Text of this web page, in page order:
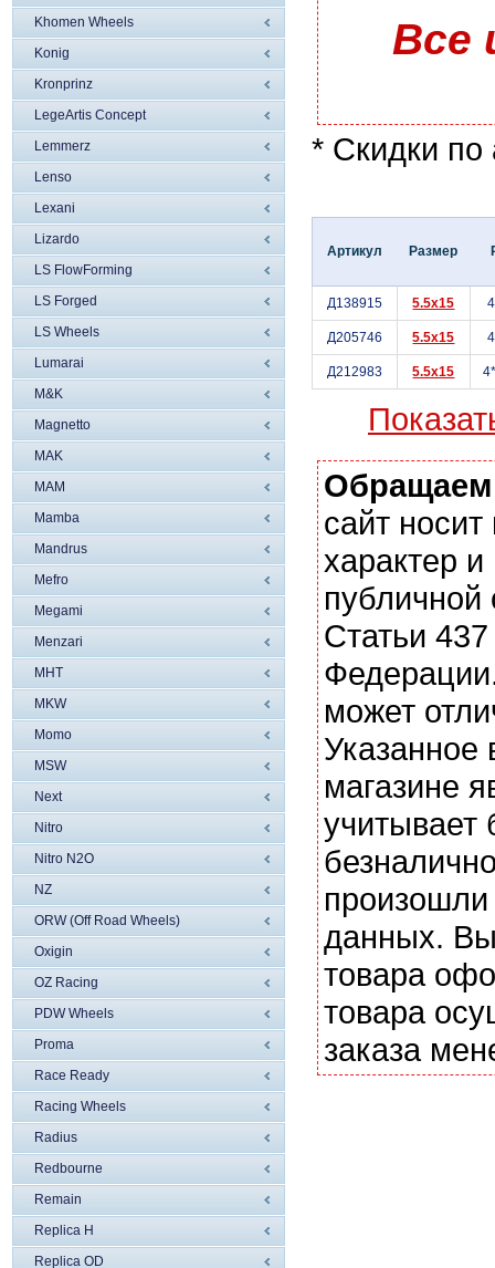
Khomen Wheels
Konig
Kronprinz
LegeArtis Concept
Lemmerz
Lenso
Lexani
Lizardo
LS FlowForming
LS Forged
LS Wheels
Lumarai
M&K
Magnetto
MAK
MAM
Mamba
Mandrus
Mefro
Megami
Menzari
MHT
MKW
Momo
MSW
Next
Nitro
Nitro N2O
NZ
ORW (Off Road Wheels)
Oxigin
OZ Racing
PDW Wheels
Proma
Race Ready
Racing Wheels
Radius
Redbourne
Remain
Replica H
Replica OD
Все
* Скидки по
Артикул Размер
Д138915 5.5x15
Д205746 5.5x15
Д212983 5.5x15
сайт
характер
Статьи
может
магазине
учитывает
данных. Вы
товара
товара
заказа